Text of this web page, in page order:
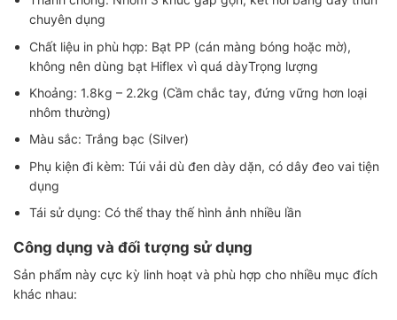
chuyên dụng
Chất liệu in phù hợp: Bạt PP (cán màng bóng hoặc mờ),
không nên dùng bạt Hiflex vì quá dàyTrọng lượng
Khoảng: 1.8kg – 2.2kg (Cầm chắc tay, đứng vững hơn loại
nhôm thường)
Màu sắc: Trắng bạc (Silver)
Phụ kiện đi kèm: Túi vải dù đen dày dặn, có dây đeo vai tiện
dụng
Tái sử dụng: Có thể thay thế hình ảnh nhiều lần
Công dụng và đối tượng sử dụng
Sản phẩm này cực kỳ linh hoạt và phù hợp cho nhiều mục đích
khác nhau: